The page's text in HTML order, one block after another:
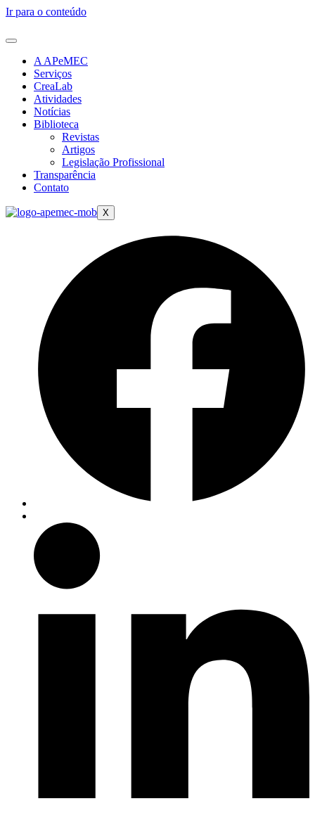
Ir para o conteúdo
A APeMEC
Serviços
CreaLab
Atividades
Notícias
Biblioteca
Revistas
Artigos
Legislação Profissional
Transparência
Contato
X